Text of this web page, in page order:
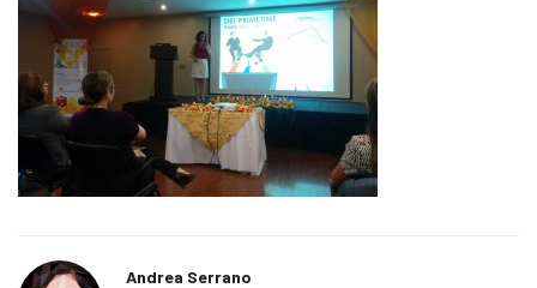
Andrea Serrano